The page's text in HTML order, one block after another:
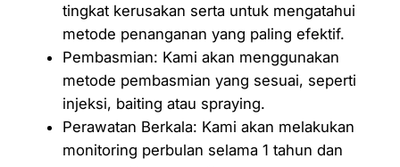
tingkat kerusakan serta untuk mengatahui
metode penanganan yang paling efektif.
Pembasmian: Kami akan menggunakan
metode pembasmian yang sesuai, seperti
injeksi, baiting atau spraying.
Perawatan Berkala: Kami akan melakukan
monitoring perbulan selama 1 tahun dan